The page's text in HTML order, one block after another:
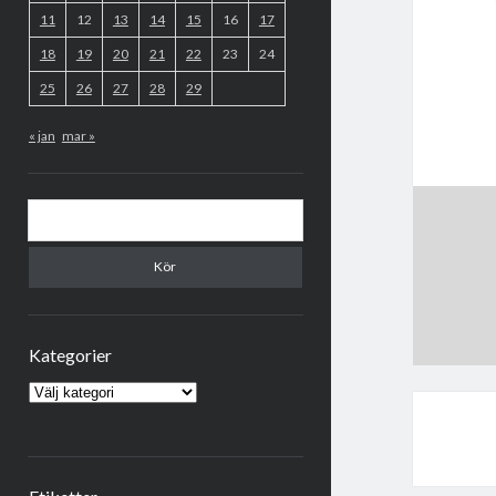
11 12 13 14 15 16 17
18 19 20 21 22 23 24
25 26 27 28 29
« jan mar »
Kategorier
Kategorier